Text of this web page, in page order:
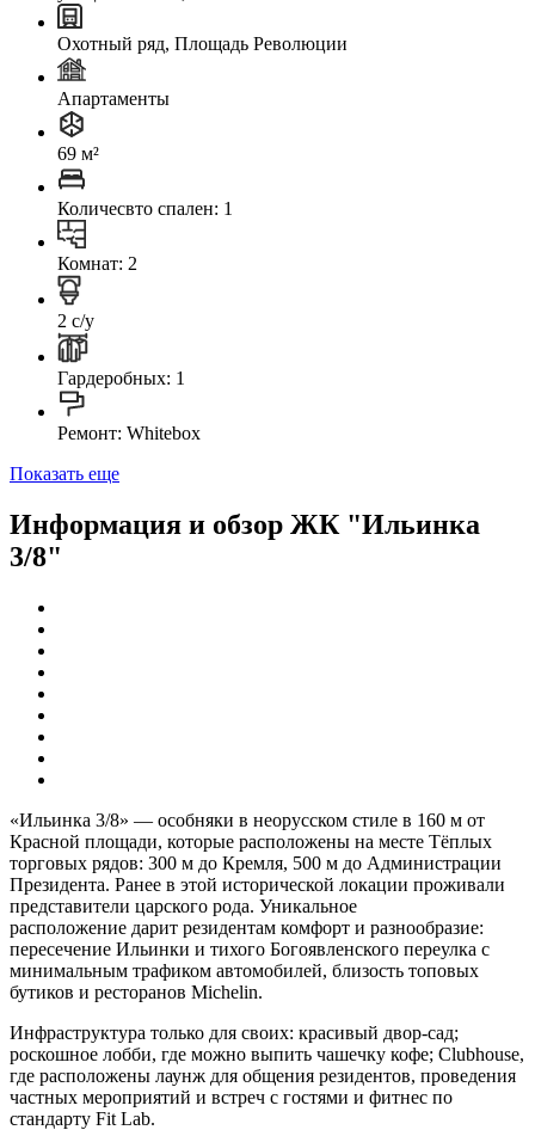
Охотный ряд, Площадь Революции
Апартаменты
69 м²
Количесвто спален: 1
Комнат: 2
2 с/у
Гардеробных: 1
Ремонт: Whitebox
Показать еще
Информация и обзор ЖК "Ильинка
3/8"
«Ильинка 3/8» — особняки в неорусском стиле в 160 м от
Красной площади, которые расположены на месте Тёплых
торговых рядов: 300 м до Кремля, 500 м до Администрации
Президента. Ранее в этой исторической локации проживали
представители царского рода. Уникальное
расположение дарит резидентам комфорт и разнообразие:
пересечение Ильинки и тихого Богоявленского переулка с
минимальным трафиком автомобилей, близость топовых
бутиков и ресторанов Michelin.
Инфраструктура только для своих: красивый двор-сад;
роскошное лобби, где можно выпить чашечку кофе; Clubhouse,
где расположены лаунж для общения резидентов, проведения
частных мероприятий и встреч с гостями и фитнес по
стандарту Fit Lab.